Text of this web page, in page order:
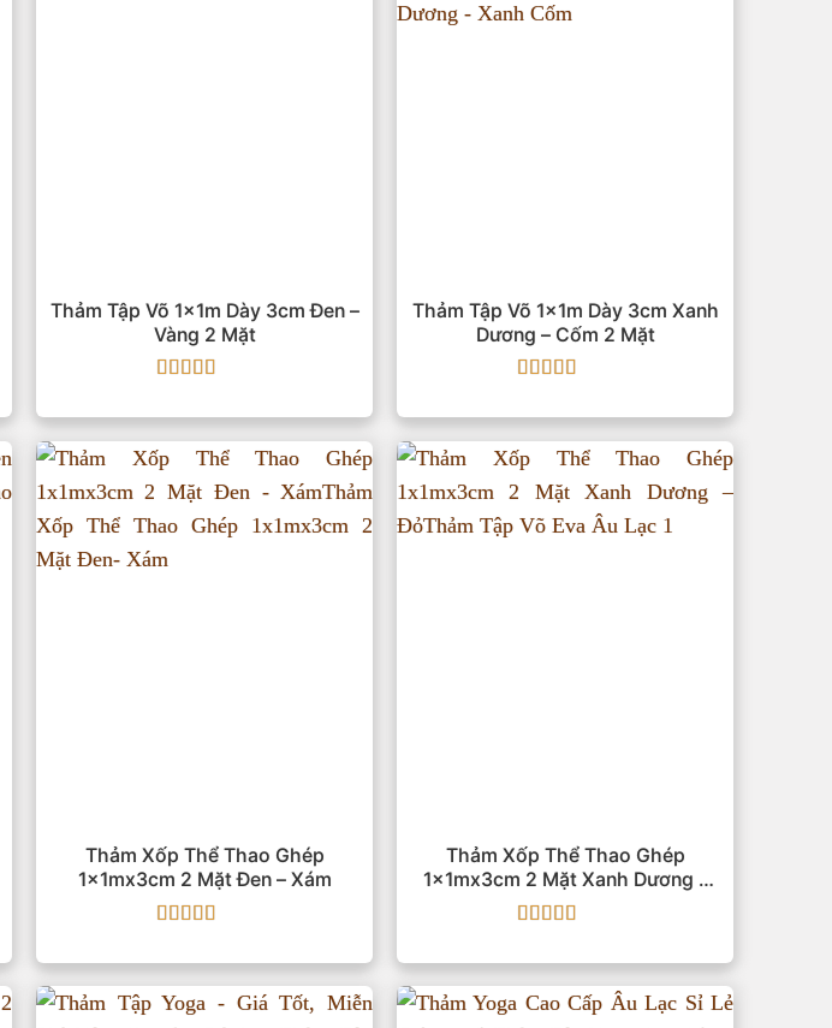
Thảm Tập Võ 1x1m Dày 3cm Đen –
Vàng 2 Mặt
hạng55 sao
Thảm Tập Võ 1x1m Dày 3cm Xanh
Dương – Cốm 2 Mặt
hạng55 sao
Thảm Xốp Thể Thao Ghép
1x1mx3cm 2 Mặt Đen – Xám
hạng55 sao
Thảm Xốp Thể Thao Ghép
1x1mx3cm 2 Mặt Xanh Dương –
Đỏ
hạng55 sao